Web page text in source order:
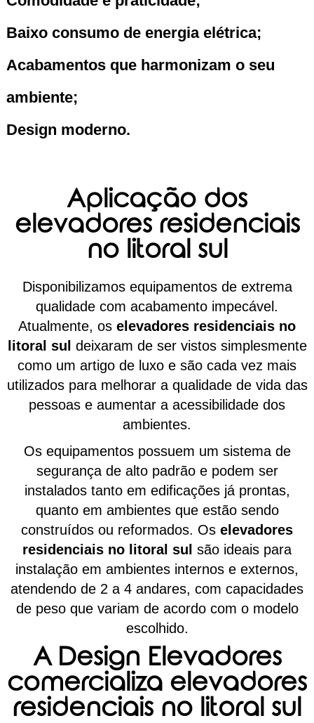
Baixo consumo de energia elétrica;
Acabamentos que harmonizam o seu
ambiente;
Design moderno.
Aplicação dos
elevadores residenciais
no litoral sul
Disponibilizamos equipamentos de extrema
qualidade com acabamento impecável.
Atualmente, os elevadores residenciais no
litoral sul deixaram de ser vistos simplesmente
como um artigo de luxo e são cada vez mais
utilizados para melhorar a qualidade de vida das
pessoas e aumentar a acessibilidade dos
ambientes.
Os equipamentos possuem um sistema de
segurança de alto padrão e podem ser
instalados tanto em edificações já prontas,
quanto em ambientes que estão sendo
construídos ou reformados. Os elevadores
residenciais no litoral sul são ideais para
instalação em ambientes internos e externos,
atendendo de 2 a 4 andares, com capacidades
de peso que variam de acordo com o modelo
escolhido.
A Design Elevadores
comercializa elevadores
residenciais no litoral sul